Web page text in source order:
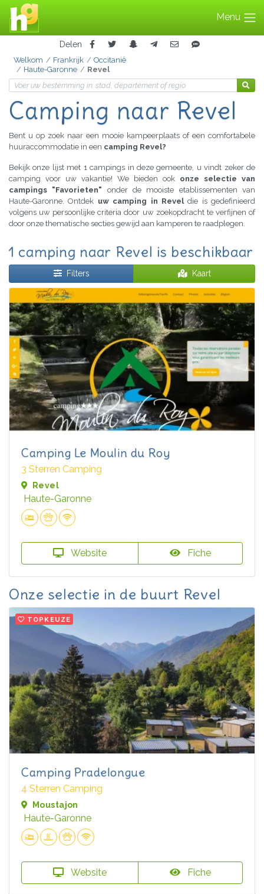
Menu
Delen
Welkom Frankrijk
Occitanië
Haute-Garonne
Revel
Camping naar Revel
Bent u op zoek naar een mooie kampeerplaats of een comfortabele
huuraccommodatie in een camping Revel?
Bekijk onze lijst met 1 campings in deze gemeente, u vindt zeker de
camping voor uw vakantie! We bieden ook onze selectie van
campings "Favorieten" onder de mooiste etablissementen van
Haute-Garonne. Ontdek uw camping in Reveldie is gedefinieerd
volgens uw persoonlijke criteria door uw zoekopdracht te verfijnen of
door onze thematische secties gewijd aan kamperen te raadplegen.
1 camping naar Revel is beschikbaar
Filters Kaart
Camping Le Moulin du Roy
3 Sterren Camping
Revel
Haute-Garonne
Website Fiche
Onze selectie in de buurt Revel
TOPKEUZE
Camping Pradelongue
4 Sterren Camping
Moustajon
Haute-Garonne
Website Fiche